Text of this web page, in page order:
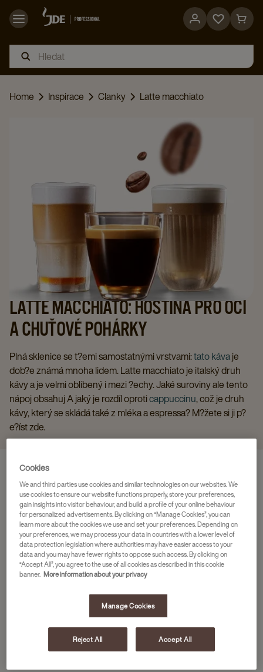
Go
page
Go
page
Home Inspirace Clanky Latte macchiato
LATTE MACCHIATO: HOSTINA PRO OČI
A CHUŤOVÉ POHÁRKY
Plná sklenice se t?emi samostatnými vrstvami:tato kávaje
dob?e známá mnoha lidem. Latte macchiato je italský druh
kávy a je velmi oblíbený i mezi ?echy. Jaké suroviny ale tento
nápoj obsahuj A jaký je rozdíl oproticappuccinu, což je druh
kávy, který se skládá také z mléka a espressa? M?žete si ji p?
e?íst zde.
CO JE TO LATTE MACCHIATO?
Cookies
We and third parties use cookies and similar technologies on our websites. We
use cookies to ensure our website functions properly, store your preferences,
gain insights into visitor behaviour, and build a profile of your online behaviour
for personalized advertisements. By clicking on “Manage Cookies”, you can
learn more about the cookies we use and set your preferences. Depending on
your preferences, we may process your data in countries with a lower level of
data protection legislation where authorities may have easier access to your
data and you may have fewer rights to oppose such access. By clicking on
“Accept All”, you agree to the use of all cookies as described in this cookie
banner. More information about your privacy
Manage Cookies
Reject All Accept All